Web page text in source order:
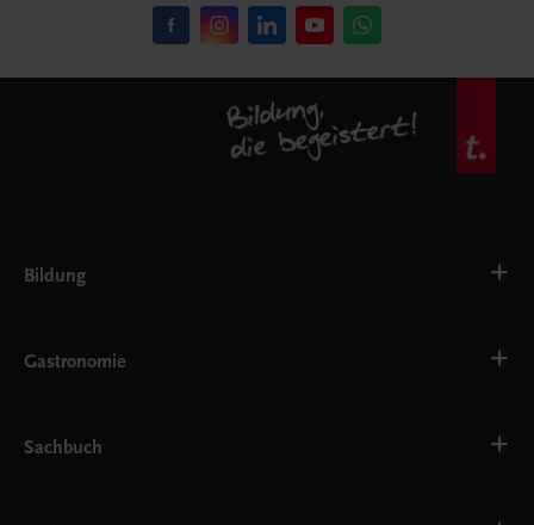
Bildung
AHS
EWF/ZWF
FW
Gastronomie
Getränke
Sachbuch